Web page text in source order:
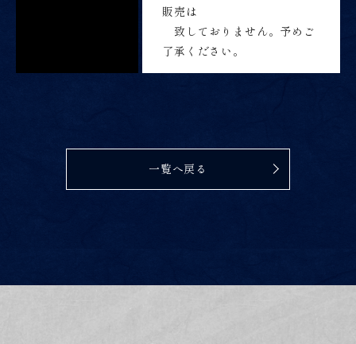
販売は
致しておりません。予めご
了承ください。
一覧へ戻る